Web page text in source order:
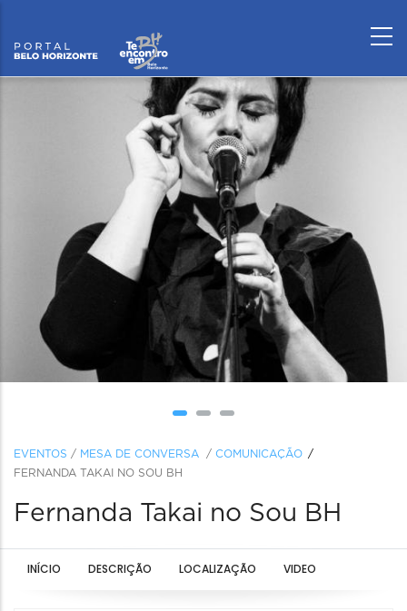
EVENTOS / MESA DE CONVERSA / COMUNICAÇÃO
FERNANDA TAKAI NO SOU BH
Fernanda Takai no Sou BH
INÍCIO DESCRIÇÃO LOCALIZAÇÃO VIDEO